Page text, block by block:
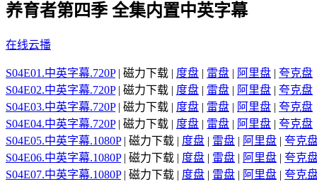
养育者第四季 全集内置中英字幕
在线云播
S04E01.中英字幕.720P| 磁力下载 | 度盘 | 雷盘 | 阿里盘 | 夸克盘
S04E02.中英字幕.720P| 磁力下载 | 度盘 | 雷盘 | 阿里盘 | 夸克盘
S04E03.中英字幕.720P| 磁力下载 | 度盘 | 雷盘 | 阿里盘 | 夸克盘
S04E04.中英字幕.720P| 磁力下载 | 度盘 | 雷盘 | 阿里盘 | 夸克盘
S04E05.中英字幕.1080P| 磁力下载 | 度盘 | 雷盘 | 阿里盘 | 夸克
S04E06.中英字幕.1080P| 磁力下载 | 度盘 | 雷盘 | 阿里盘 | 夸克
S04E07.中英字幕.1080P| 磁力下载 | 度盘 | 雷盘 | 阿里盘 | 夸克